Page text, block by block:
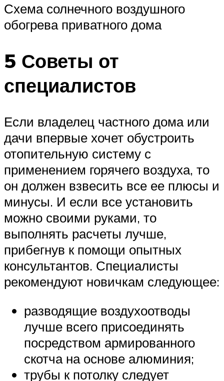
Схема солнечного воздушного
обогрева приватного дома
5 Советы от
специалистов
Если владелец частного дома или
дачи впервые хочет обустроить
отопительную систему с
применением горячего воздуха, то
он должен взвесить все ее плюсы и
минусы. И если все установить
можно своими руками, то
выполнять расчеты лучше,
прибегнув к помощи опытных
консультантов. Специалисты
рекомендуют новичкам следующее:
разводящие воздухоотводы
лучше всего присоединять
посредством армированного
скотча на основе алюминия;
трубы к потолку следует